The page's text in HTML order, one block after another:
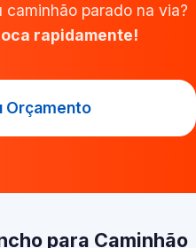
parado na via?
rapidamente!
Orçamento
para Caminhão